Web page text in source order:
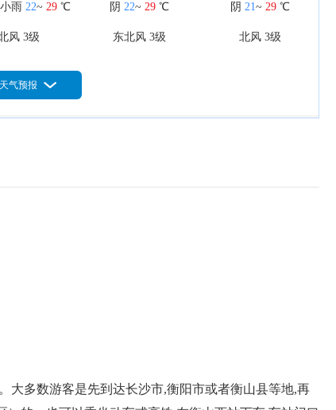
雨 22~ 29℃
风 3级
阴 22~ 29℃
东北风 3级
阴 21~ 29℃
北风 3级
气预报
大多数游客是先到达长沙市,衡阳市或者衡山县等地,再